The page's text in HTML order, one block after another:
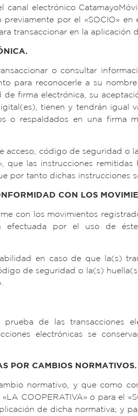
electrónico
por el «SOCIO»
transaccionar en la aplicación
o consultar
para reconocerle a su
firma electrónica, su
tienen y tendrán igual
o respaldados en una firma
acceso, código de seguridad
que las instrucciones
por tanto dichas instrucciones
CON LOS
con los movimientos
efectuada por el uso de
en caso de que la(s)
de seguridad o la(s)
de las transacciones
electrónicas se
POR CAMBIOS NORMATIVOS.
normativo, y que como
COOPERATIVA» o para el
de dicha normativa; y